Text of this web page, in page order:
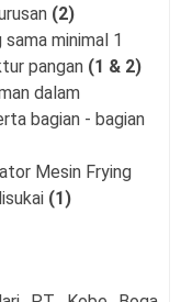
(2)
minimal 1
pangan (1 & 2)
dalam
bagian - bagian
Mesin Frying
(1)